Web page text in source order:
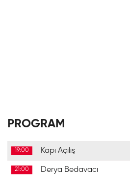
PROGRAM
19:00 Kapı Açılış
21:00 Derya Bedavacı